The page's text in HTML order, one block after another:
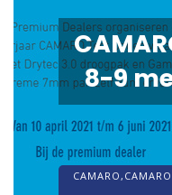
8-9
CAMARO,